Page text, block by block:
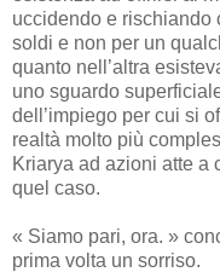
uccidendo e rischiando
soldi e non per un
quanto nell’altra
uno sguardo
dell’impiego per cui si
realtà molto più
Kriarya ad azioni atte a
quel caso.
« Siamo pari, ora. »
prima volta un sorriso.